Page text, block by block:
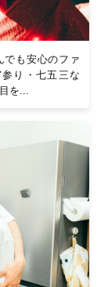
でも安心のファ
り・七五三な
を...